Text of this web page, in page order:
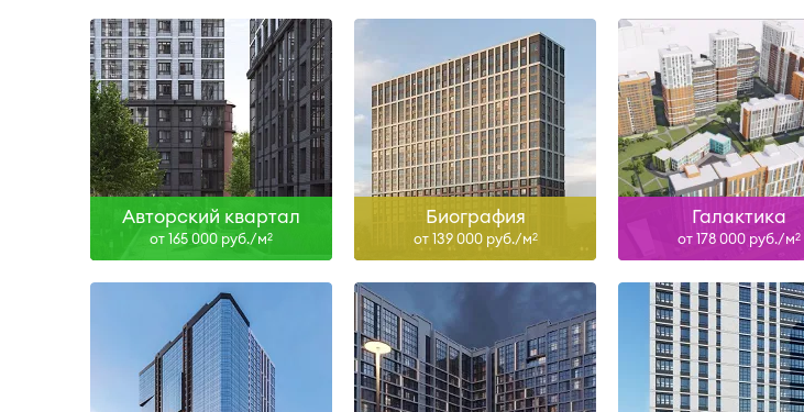
Авторский квартал
от 165 000 руб./м2
Биография
от 139 000 руб./м2
Галактика
от 178 000 руб./м2
Сдан
Узнать больше
II-28
Узнать больше
Сдан
Узнать больше
Сдан Сдан I-29